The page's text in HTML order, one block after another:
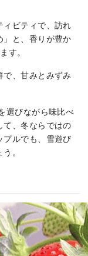
ィビティで、訪れ
」と、香りが豊か
す。
、甘みとみずみ
選びながら味比べ
て、冬ならではの
プルでも、雪遊び
。